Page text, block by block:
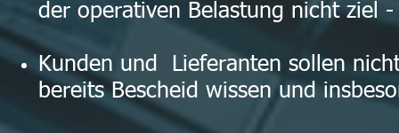
der operativen Belastung nicht ziel
Kunden und Lieferanten sollen
bereits Bescheid wissen und